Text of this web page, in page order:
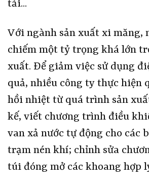
tải...
Với ngành sản xuất xi măng,
chiếm một tỷ trọng khá lớn
xuất. Để giảm việc sử dụng
quả, nhiều công ty thực hiện
hồi nhiệt từ quá trình sản
kế, viết chương trình điều
van xả nước tự động cho các
trạm nén khí; chỉnh sửa
túi đóng mở các khoang hợp